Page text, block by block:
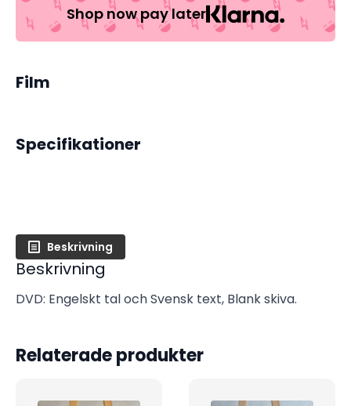
Shop now pay later
Film
Specifikationer
Beskrivning
Beskrivning
DVD: Engelskt tal och Svensk text, Blank skiva.
Relaterade produkter